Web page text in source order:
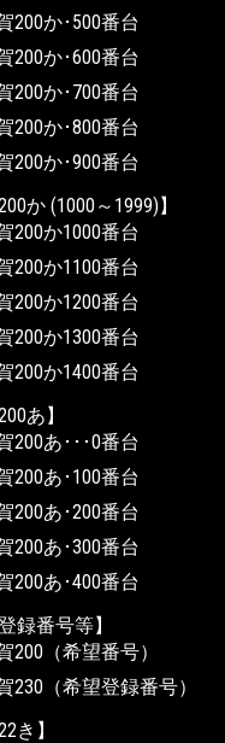
200か･500番台
200か･600番台
200か･700番台
200か･800番台
200か･900番台
か (1000～1999)】
200か1000番台
200か1100番台
200か1200番台
200か1300番台
200か1400番台
あ】
200あ･･･0番台
200あ･100番台
200あ･200番台
200あ･300番台
200あ･400番台
録番号等】
200（希望番号）
230（希望登録番号）
き】